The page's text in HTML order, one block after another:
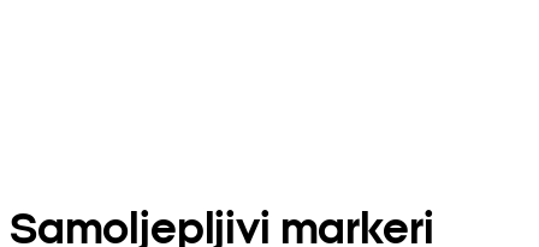
Samoljepljivi markeri